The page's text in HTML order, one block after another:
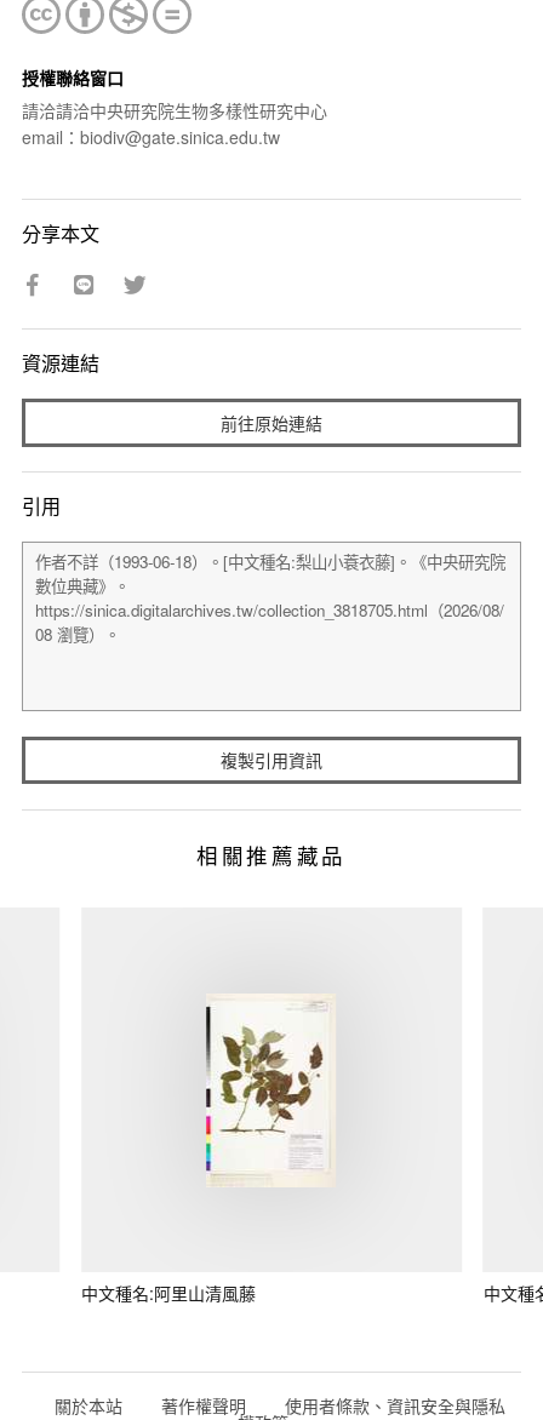
授權聯絡窗口
請洽請洽中央研究院生物多樣性研究中心
email：biodiv@gate.sinica.edu.tw
分享本文
資源連結
前往原始連結
引用
複製引用資訊
相關推薦藏品
中文種名:阿里山清風藤 中文種
關於本站 著作權聲明 使用者條款、資訊安全與隱私